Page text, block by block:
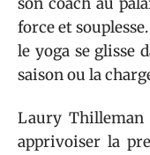
force et
le yoga se glisse
saison ou la
Laury
apprivoiser la